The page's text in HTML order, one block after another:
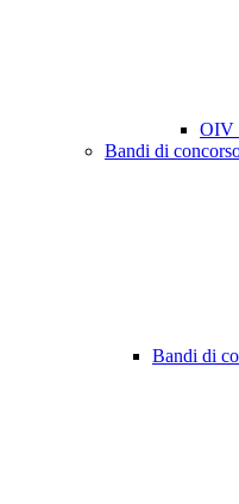
OIV
Bandi di
Bandi di